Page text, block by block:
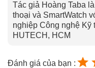
Tác giả Hoàng Taba
thoại và SmartWatch
nghiệp Công nghệ
HUTECH, HCM
Đánh giá của bạn :